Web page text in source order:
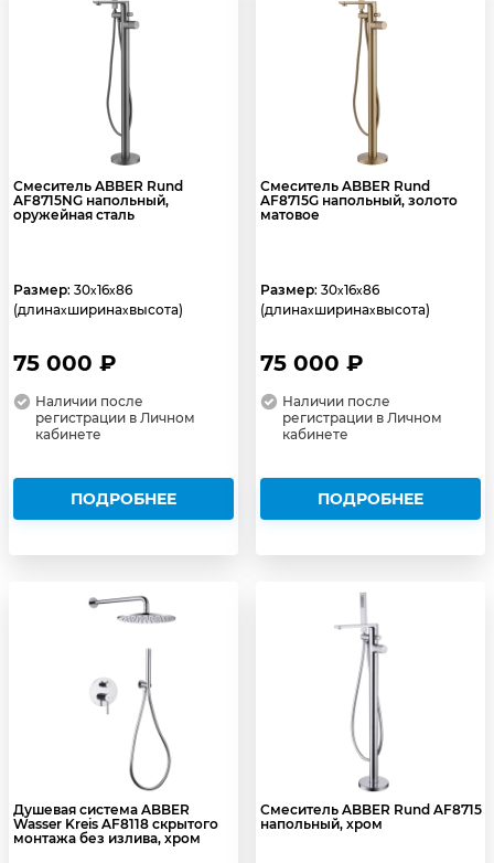
Смеситель ABBER Rund
AF8715NG напольный,
оружейная сталь
Размер: 30x16x86
(длинаxширинаxвысота)
75 000 ₽
Наличии после
регистрации в Личном
кабинете
ПОДРОБНЕЕ
Смеситель ABBER Rund
AF8715G напольный, золото
матовое
Размер: 30x16x86
(длинаxширинаxвысота)
75 000 ₽
Наличии после
регистрации в Личном
кабинете
ПОДРОБНЕЕ
Душевая система ABBER
Wasser Kreis AF8118 скрытого
монтажа без излива, хром
Смеситель ABBER Rund AF8715
напольный, хром